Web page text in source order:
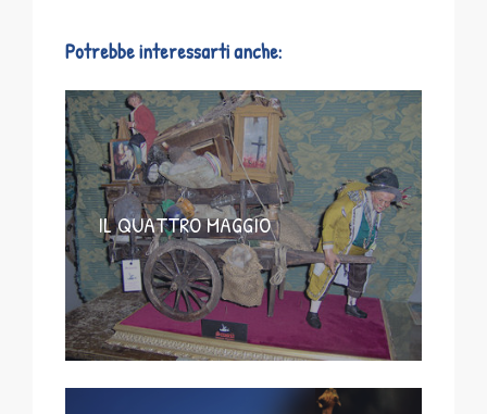
Potrebbe interessarti anche:
IL QUATTRO MAGGIO